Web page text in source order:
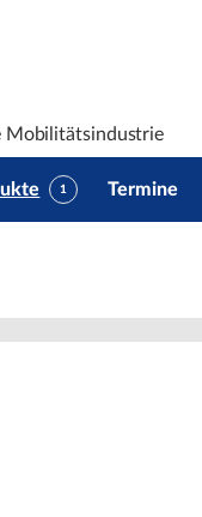
Mobilitätsindustrie
1 Termine